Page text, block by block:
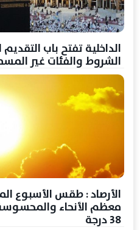
الشروط والفئات غير
الأرصاد : طقس الأسبوع
معظم الأنحاء
38 درجة